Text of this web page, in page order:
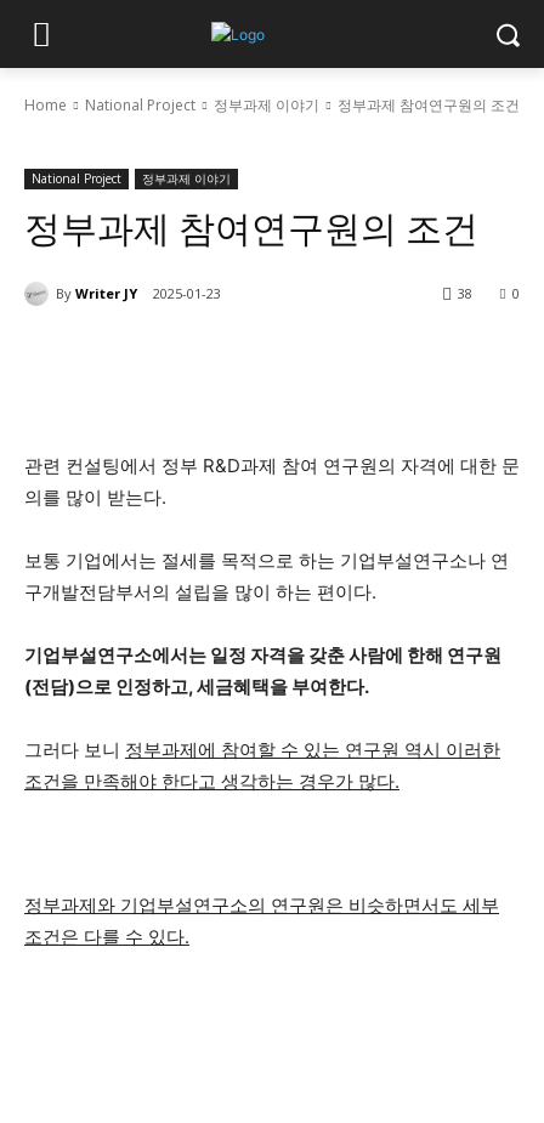
Home National Project 정부과제 이야기 정부과제 참여연구원의 조건
National Project 정부과제 이야기
정부과제 참여연구원의 조건
By Writer JY 2025-01-23 0
38
관련 컨설팅에서 정부 R&D과제 참여 연구원의 자격에 대한 문
의를 많이 받는다.
보통 기업에서는 절세를 목적으로 하는 기업부설연구소나 연
구개발전담부서의 설립을 많이 하는 편이다.
기업부설연구소에서는 일정 자격을 갖춘 사람에 한해 연구원
(전담)으로 인정하고, 세금혜택을 부여한다.
그러다 보니 정부과제에 참여할 수 있는 연구원 역시 이러한
조건을 만족해야 한다고 생각하는 경우가 많다.
정부과제와 기업부설연구소의 연구원은 비슷하면서도 세부
조건은 다를 수 있다.